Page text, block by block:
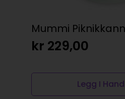
Mummi
kr 229,00
Legg I